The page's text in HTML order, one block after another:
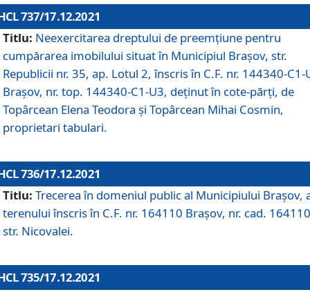
737/17.12.2021
Titlu: Neexercitarea dreptului de preemţiune pentru
cumpărarea imobilului situat în Municipiul Braşov, str.
Republicii nr. 35, ap. Lotul 2, înscris în C.F. nr. 144340-C1-
Brașov, nr. top. 144340-C1-U3, deținut în cote-părți, de
Topârcean Elena Teodora și Topârcean Mihai Cosmin,
proprietari tabulari.
736/17.12.2021
Titlu: Trecerea în domeniul public al Municipiului Braşov,
terenului înscris în C.F. nr. 164110 Brașov, nr. cad.
str. Nicovalei.
735/17.12.2021